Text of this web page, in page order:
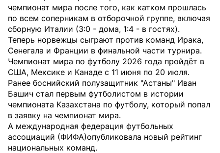
чемпионат мира после того, как катком прошлась
по всем соперникам в отборочной группе, включая
сборную Италии (3:0 - дома, 1:4 - в гостях).
Теперь норвежцы сыграют против команд Ирака,
Сенегала и Франции в финальной части турнира.
Чемпионат мира по футболу 2026 года пройдёт в
США, Мексике и Канаде с 11 июня по 20 июля.
Ранее боснийский полузащитник "Астаны" Иван
Башич стал первым футболистом в истории
чемпионата Казахстана по футболу, который попал
в заявку на чемпионат мира.
А международная федерация футбольных
ассоциаций (ФИФА)опубликовала новый рейтинг
национальных команд.